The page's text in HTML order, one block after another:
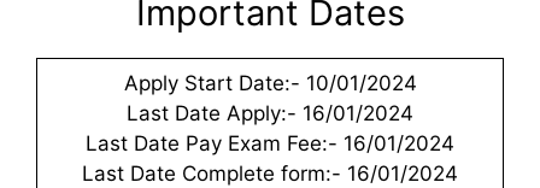
Important Dates
Apply Start Date:- 10/01/2024
Last Date Apply:- 16/01/2024
Last Date Pay Exam Fee:- 16/01/2024
Last Date Complete form:- 16/01/2024